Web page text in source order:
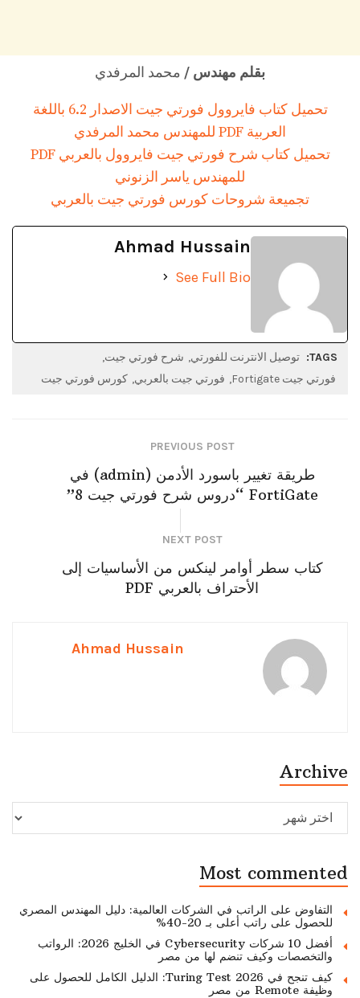
بقلم مهندس / محمد المرفدي
تحميل كتاب فايروول فورتي جيت الاصدار 6.2 باللغة
العربية PDF للمهندس محمد المرفدي
تحميل كتاب شرح فورتي جيت فايروول بالعربي PDF
للمهندس ياسر الزنوني
تجميعة شروحات كورس فورتي جيت بالعربي
Ahmad Hussain
See Full Bio
TAGS: توصيل الانترنت للفورتي شرح فورتي جيت
فورتي جيت Fortigate
فورتي جيت بالعربي كورس فورتي جيت
PREVIOUS POST
طريقة تغيير باسورد الأدمن (admin) في
FortiGate “دروس شرح فورتي جيت 8”
NEXT POST
كتاب سطر أوامر لينكس من الأساسيات إلى
الأحتراف بالعربي PDF
Ahmad Hussain
Archive
Archive
Most commented
التفاوض على الراتب في الشركات العالمية: دليل المهندس المصري
للحصول على راتب أعلى بـ 20-40%
أفضل 10 شركات Cybersecurity في الخليج 2026: الرواتب
والتخصصات وكيف تنضم لها من مصر
كيف تنجح في Turing Test 2026: الدليل الكامل للحصول على
وظيفة Remote من مصر